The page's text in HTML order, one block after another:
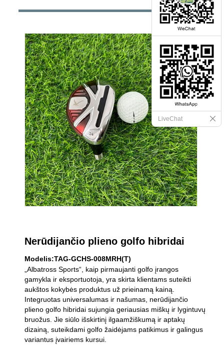
Nerūdijančio plieno golfo hibridai
Modelis:TAG-GCHS-008MRH(T)
„Albatross Sports“, kaip pirmaujanti golfo įrangos
gamykla ir eksportuotoja, yra skirta klientams suteikti
aukštos kokybės produktus už prieinamą kainą.
Integruotas universalumas ir našumas, nerūdijančio
plieno golfo hibridai sujungia geriausias miškų ir lygintuvų
bruožus. Jie siūlo išskirtinį ilgaamžiškumą ir aptakų
dizainą, suteikdami golfo žaidėjams patikimus ir galingus
variantus įvairiems kursui.
LiveChat